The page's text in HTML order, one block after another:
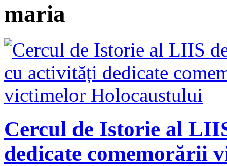
maria
Cercul de Istorie al
dedicate comemorării